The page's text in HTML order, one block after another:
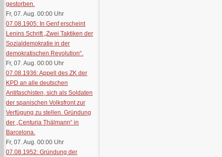
gestorben.
Fr, 07. Aug. 00:00 Uhr
07.08.1905: In Genf erscheint
Lenins Schrift „Zwei Taktiken der
Sozialdemokratie in der
demokratischen Revolution“.
Fr, 07. Aug. 00:00 Uhr
07.08.1936: Appell des ZK der
KPD an alle deutschen
Antifaschisten, sich als Soldaten
der spanischen Volksfront zur
Verfügung zu stellen. Gründung
der „Centuria Thälmann“ in
Barcelona.
Fr, 07. Aug. 00:00 Uhr
07.08.1952: Gründung der